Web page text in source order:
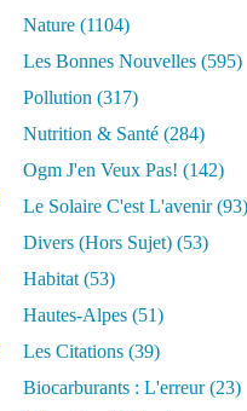
Nature (1104)
Les Bonnes Nouvelles (595)
Pollution (317)
Nutrition & Santé (284)
Ogm J'en Veux Pas! (142)
Le Solaire C'est L'avenir(93)
Divers (hors Sujet) (53)
Habitat (53)
Hautes-Alpes (51)
Les Citations (39)
Biocarburants : L'erreur(23)